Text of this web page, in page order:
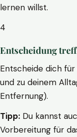
lernen willst.
4
Entscheidung
Entscheide dich
und zu deinem
Entfernung).
Tipp: Du kannst
Vorbereitung für